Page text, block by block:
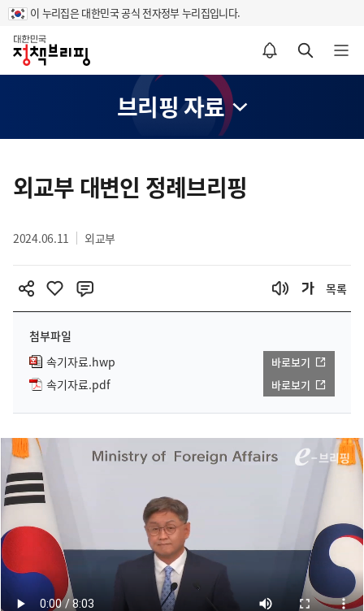
이 누리집은 대한민국 공식 전자정부 누리집입니다.
홈
알림설정 바로가기 검색 바로가기 메뉴 열기
브리핑 자료
텐
츠
역
외교부 대변인 정례브리핑
2024.06.11 외교부
목록
첨부파일
속기자료.hwp
바로보기
속기자료.pdf 바로보기